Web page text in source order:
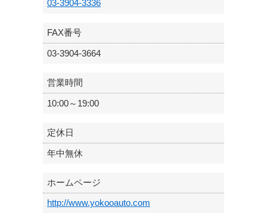
03-3904-3336
FAX番号
03-3904-3664
営業時間
10:00～19:00
定休日
年中無休
ホームページ
http://www.yokooauto.com